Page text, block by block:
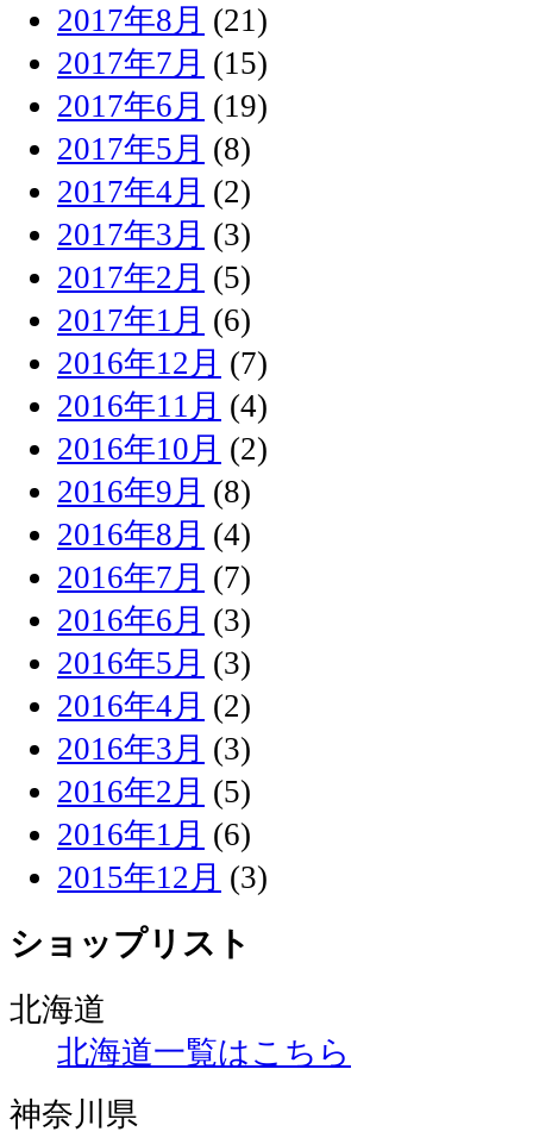
2017年8月 (21)
2017年7月 (15)
2017年6月 (19)
2017年5月 (8)
2017年4月 (2)
2017年3月 (3)
2017年2月 (5)
2017年1月 (6)
2016年12月 (7)
2016年11月 (4)
2016年10月 (2)
2016年9月 (8)
2016年8月 (4)
2016年7月 (7)
2016年6月 (3)
2016年5月 (3)
2016年4月 (2)
2016年3月 (3)
2016年2月 (5)
2016年1月 (6)
2015年12月 (3)
ショップリスト
北海道
北海道一覧はこちら
神奈川県